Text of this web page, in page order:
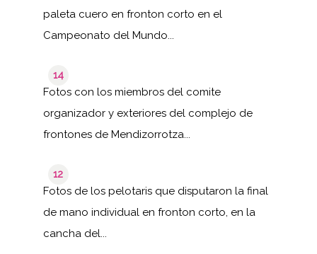
paleta cuero en fronton corto en el
Campeonato del Mundo...
14
Fotos con los miembros del comite
organizador y exteriores del complejo de
frontones de Mendizorrotza...
12
Fotos de los pelotaris que disputaron la final
de mano individual en fronton corto, en la
cancha del...